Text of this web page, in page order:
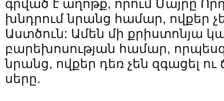
գրված է աղոթք, որում Մայրը
խնդրում նրանց համար, ովքեր
Աստծուն: Ամեն մի քրիստոնյա
բարեխոսության համար,
նրանց, ովքեր դեռ չեն զգացել
սերը.